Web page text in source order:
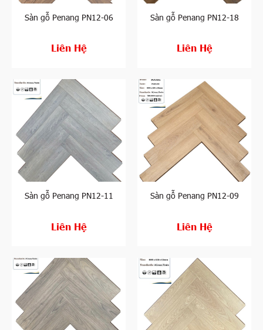
Sàn gỗ Penang PN12-06
Liên Hệ
Sàn gỗ Penang PN12-18
Liên Hệ
Sàn gỗ Penang PN12-11
Liên Hệ
Sàn gỗ Penang PN12-09
Liên Hệ